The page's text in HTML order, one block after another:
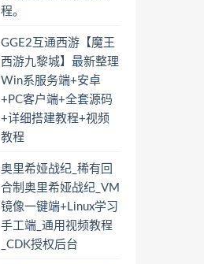
程。
GGE2互通西游【魔王
西游九黎城】最新整理
Win系服务端+安卓
+PC客户端+全套源码
+详细搭建教程+视频
教程
奥里希娅战纪_稀有回
合制奥里希娅战纪_VM
镜像一键端+Linux学习
手工端_通用视频教程
_CDK授权后台